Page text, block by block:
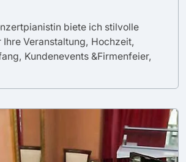
biete ich stilvolle
Veranstaltung, Hochzeit,
Kundenevents &Firmenfeier,